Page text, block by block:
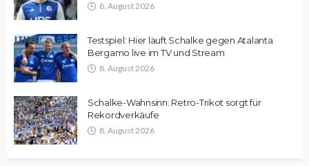
8. August 2026
Testspiel: Hier läuft Schalke gegen Atalanta
Bergamo live im TV und Stream
8. August 2026
Schalke-Wahnsinn: Retro-Trikot sorgt für
Rekordverkäufe
8. August 2026